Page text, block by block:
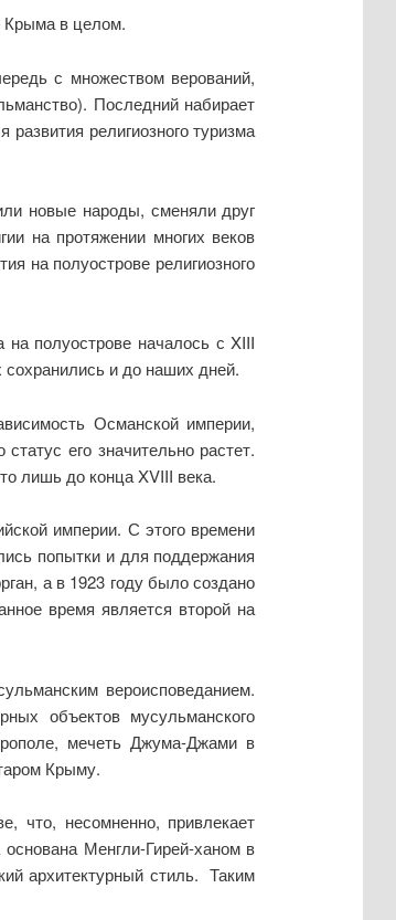
Крыма в целом.
с множеством верований,
Последний набирает
религиозного туризма
новые народы, сменяли друг
на протяжении многих веков
на полуострове религиозного
полуострове началось с XIII
и до наших дней.
Османской империи,
его значительно растет.
лишь до конца XVIII века.
империи. С этого времени
попытки и для поддержания
а в 1923 году было создано
время является второй на
вероисповеданием.
объектов мусульманского
мечеть Джума-Джами в
Крыму.
что, несомненно, привлекает
Менгли-Гирей-ханом в
архитектурный стиль. Таким